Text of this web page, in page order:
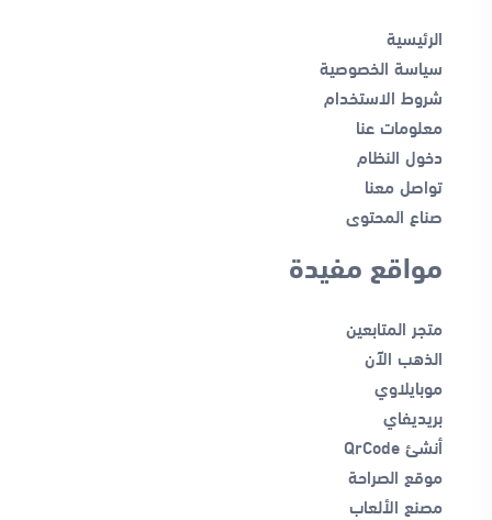
الرئيسية
سياسة الخصوصية
شروط الاستخدام
معلومات عنا
دخول النظام
تواصل معنا
صناع المحتوى
مواقع مفيدة
متجر المتابعين
الذهب الآن
موبايلاوي
بريديفاي
أنشئ QrCode
موقع الصراحة
مصنع الألعاب